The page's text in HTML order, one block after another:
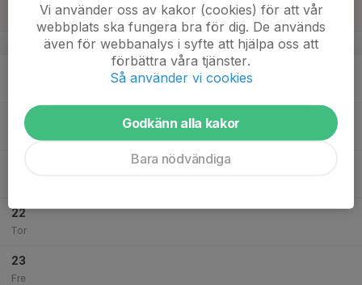
v.21
20
22
Tor
23
Fre
Vi använder oss av kakor (cookies) för att vår
webbplats ska fungera bra för dig. De används
även för webbanalys i syfte att hjälpa oss att
förbättra våra tjänster.
Så använder vi cookies
Godkänn alla kakor
Bara nödvändiga